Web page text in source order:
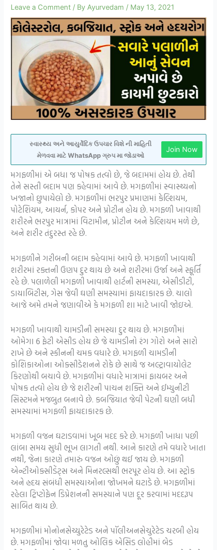
Leave a Comment / By Ayurvedam / May 13, 2021
સ્વાસ્થ્ય અને આયુર્વેદિક ઉપચાર વિશે ની માહિતી
મેળવવા માટે WhatsApp ગ્રુપ મા જોડાઓ
Join Now
મગફળીમાં એ બધા જ પોષક તત્વો છે, જે બદામમાં હોય છે. તેથી
તેને સસ્તી બદામ પણ કહેવામાં આવે છે. મગફળીમાં સ્વાસ્થ્યનો
ખજાનો છુપાયેલો છે. મગફળીમાં ભરપુર પ્રમાણમાં કેલ્શિયમ,
પોટેશિયમ, આયર્ન, કોપર અને પ્રોટીન હોય છે. મગફળી ખાવાથી
શરીરને ભરપુર માત્રામાં વિટામીન, પ્રોટીન અને કેલ્શિયમ મળે છે,
અને શરીર તંદુરસ્ત રહે છે.
મગફળીને ગરીબની બદામ કહેવામાં આવે છે. મગફળી ખાવાથી
શરીરમાં રક્તની ઉણપ દુર થાય છે અને શરીરમાં ઉર્જા અને સ્ફૂર્તિ
રહે છે. પલાળેલી મગફળી ખાવાથી હાર્ટની સમસ્યા, એસીડીટી,
ડાયાબિટીસ, ગેસ જેવી ઘણી સમસ્યામાં ફાયદાકારક છે. ચાલો
આજે અમે તમને જણાવીએ કે મગફળી શા માટે ખાવી જોઇએ.
મગફળી ખાવાથી ચામડીની સમસ્યા દુર થાય છે. મગફળીમાં
ઓમેગા 6 ફેટી એસીડ હોય છે જે ચામડીનો રંગ ગોરો અને સારો
રાખે છે અને સ્કીનની ચમક વધારે છે. મગફળી ચામડીની
કોશિકાઓના ઓક્સીડેશનને રોકે છે સાથે જ અલ્ટ્રાવાયોલેટ
કિરણોથી બચાવે છે. મગફળીમાં વધારે માત્રામાં ફાયબર અને
પોષક તત્વો હોય છે જે શરીરની પાચન શક્તિ અને ઈમ્યુનીટી
સિસ્ટમને મજબુત બનાવે છે. કબજિયાત જેવી પેટની ઘણી બધી
સમસ્યામાં મગફળી ફાયદાકારક છે.
મગફળી વજન ઘટાડવામાં ખૂબ મદદ કરે છે. મગફળી ખાધા પછી
લાંબા સમય સુધી ભૂખ લાગતી નથી. આને કારણે તમે વધારે ખાતા
નથી, જેના કારણે તમારું વજન ઓછું થઈ જાય છે. મગફળી
એન્ટીઓક્સીડેંટ્સ અને મિનરલ્સથી ભરપૂર હોય છે. આ સ્ટ્રોક
અને હ્રદય સંબંધી સમસ્યાઓના જોખમને ઘટાડે છે. મગફળીમાં
રહેલા ટ્રિપ્ટોફેન ડિપ્રેશનની સમસ્યાને પણ દૂર કરવામાં મદદરૂપ
સાબિત થાય છે.
મગફળીમાં મોનોનસેચ્યુરેટેડ અને પૉલીઅનસેચુરેટેડ ચરબી હોય
છે. મગફળીમાં જોવા મળતુ ઓલિક એસિડ લોહીમાં બેડ